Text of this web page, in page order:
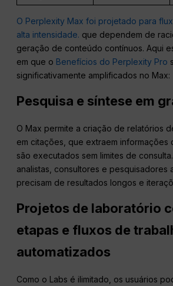
O Perplexity Max foi projetado para
alta intensidade. que dependem de
geração de conteúdo contínuos. Aqui
em que o Benefícios do Perplexity Pro
significativamente amplificados no Max:
Pesquisa e síntese em
O Max permite a criação de relatórios
em citações, que extraem informações
são executados sem limites de
analistas, consultores e pesquisadores
precisam de resultados longos e
Projetos de laboratório
etapas e fluxos de
automatizados
Como o Labs é ilimitado, os usuários